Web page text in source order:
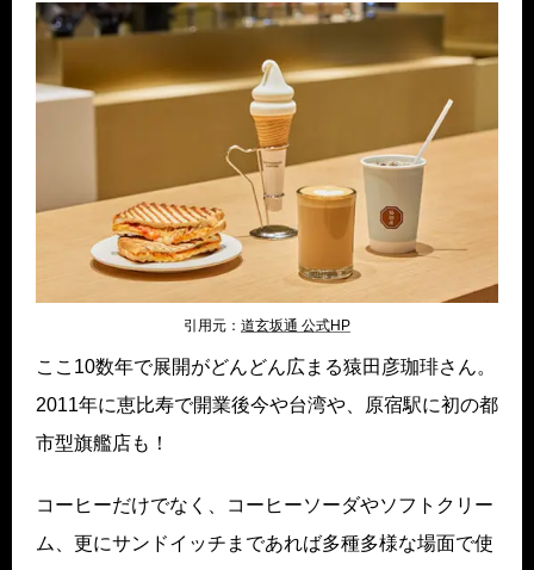
引用元： 道玄坂通 公式HP
ここ10数年で展開がどんどん広まる猿田彦珈琲さん。
2011年に恵比寿で開業後今や台湾や、原宿駅に初の都
市型旗艦店も！
コーヒーだけでなく、コーヒーソーダやソフトクリー
ム、更にサンドイッチまであれば多種多様な場面で使